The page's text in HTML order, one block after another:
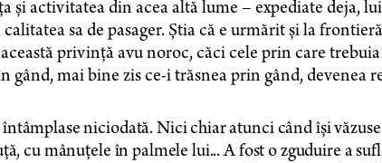
și activitatea din acea altă lume – expediate deja, lui
sa de pasager. Știa că e urmărit și la
privință avu noroc, căci cele prin care trebuia
gând, mai bine zis ce-i trăsnea prin gând, devenea
niciodată. Nici chiar atunci când își văzuse
cu mânuțele în palmele lui... A fost o zguduire a